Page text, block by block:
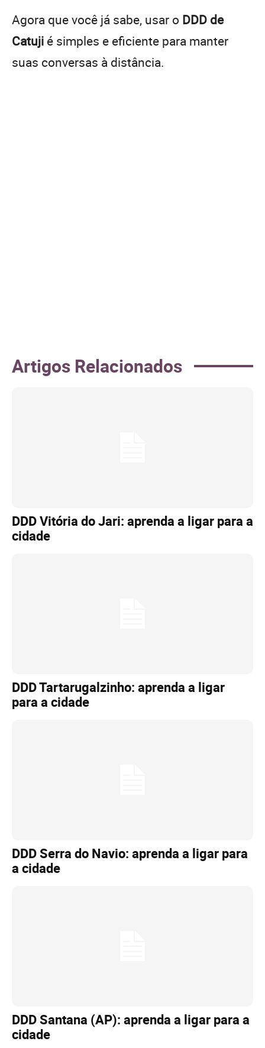
Agora que você já sabe, usar o DDD de
Catuji é simples e eficiente para manter
suas conversas à distância.
Artigos Relacionados
DDD Vitória do Jari: aprenda a ligar para a
cidade
DDD Tartarugalzinho: aprenda a ligar
para a cidade
DDD Serra do Navio: aprenda a ligar para
a cidade
DDD Santana (AP): aprenda a ligar para a
cidade